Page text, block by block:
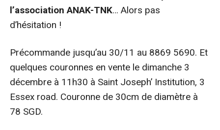
l’association ANAK-TNK… Alors pas
d’hésitation !
Précommande jusqu’au 30/11 au 8869 5690. Et
quelques couronnes en vente le dimanche 3
décembre à 11h30 à Saint Joseph’ Institution, 3
Essex road. Couronne de 30cm de diamètre à
78 SGD.